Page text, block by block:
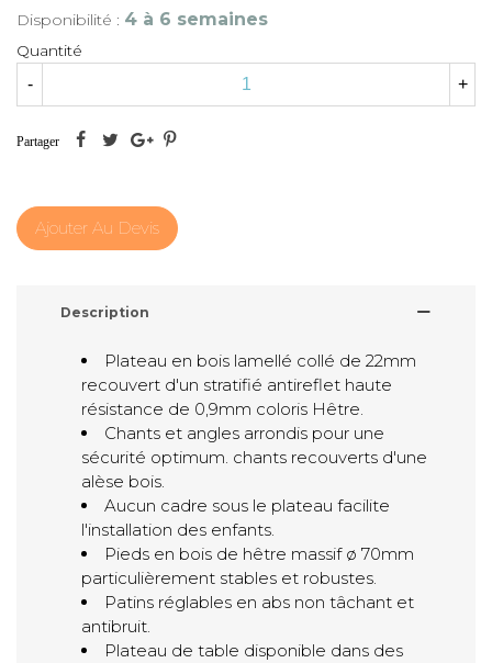
Disponibilité : 4 à 6 semaines
Quantité
- +
Partager
Ajouter Au Devis
Description
Plateau en bois lamellé collé de 22mm
recouvert d'un stratifié antireflet haute
résistance de 0,9mm coloris Hêtre.
Chants et angles arrondis pour une
sécurité optimum. chants recouverts d'une
alèse bois.
Aucun cadre sous le plateau facilite
l'installation des enfants.
Pieds en bois de hêtre massif ø 70mm
particulièrement stables et robustes.
Patins réglables en abs non tâchant et
antibruit.
Plateau de table disponible dans des